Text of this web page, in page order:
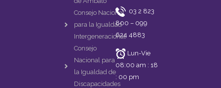
Consejo Nacional
para la Igualdad
Intergeneracional
Consejo
Nacional para
la Igualdad de
Discapacidades
03 2 823
800 – 099
624 4883
Lun-Vie
08:00 am : 18
: 00 pm